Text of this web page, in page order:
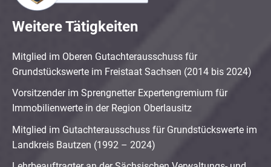
Weitere Tätigkeiten
Mitglied im Oberen Gutachterausschuss für
Grundstückswerte im Freistaat Sachsen (2014 bis 2024)
Vorsitzender im Sprengnetter Expertengremium für
Immobilienwerte in der Region Oberlausitz
Mitglied im Gutachterausschuss für Grundstückswerte im
Landkreis Bautzen (1992 – 2024)